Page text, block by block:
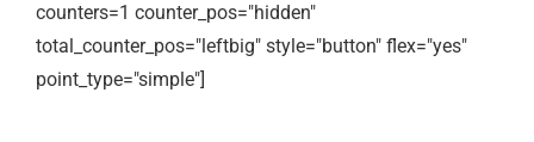
counters=1 counter_pos="hidden"
total_counter_pos="leftbig" style="button" flex="yes"
point_type="simple"]